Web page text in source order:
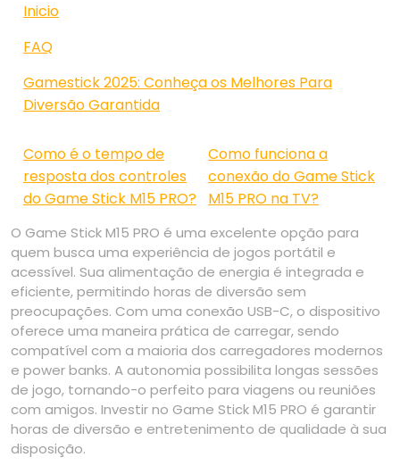
Inicio
FAQ
Gamestick 2025: Conheça os Melhores Para
Diversão Garantida
Como é o tempo de
resposta dos controles
do Game Stick M15 PRO?
Como funciona a
conexão do Game Stick
M15 PRO na TV?
O Game Stick M15 PRO é uma excelente opção para
quem busca uma experiência de jogos portátil e
acessível. Sua alimentação de energia é integrada e
eficiente, permitindo horas de diversão sem
preocupações. Com uma conexão USB-C, o dispositivo
oferece uma maneira prática de carregar, sendo
compatível com a maioria dos carregadores modernos
e power banks. A autonomia possibilita longas sessões
de jogo, tornando-o perfeito para viagens ou reuniões
com amigos. Investir no Game Stick M15 PRO é garantir
horas de diversão e entretenimento de qualidade à sua
disposição.